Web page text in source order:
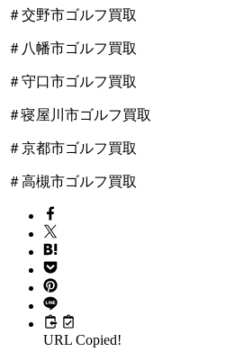
＃交野市ゴルフ買取
＃八幡市ゴルフ買取
＃守口市ゴルフ買取
＃寝屋川市ゴルフ買取
＃京都市ゴルフ買取
＃高槻市ゴルフ買取
URL Copied!